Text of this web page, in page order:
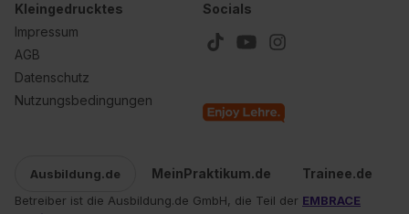
Kleingedrucktes
Impressum
AGB
Datenschutz
Nutzungsbedingungen
Socials
Ausbildung.de MeinPraktikum.de Trainee.de
Betreiber ist die Ausbildung.de GmbH, die Teil der EMBRACE